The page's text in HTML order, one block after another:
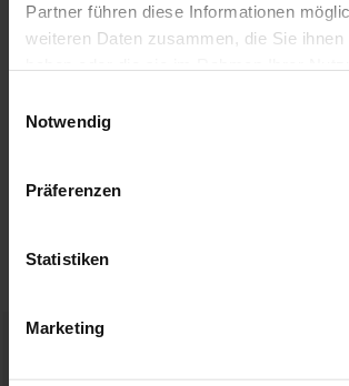
Partner führen diese Informationen
weiteren Daten zusammen, die Sie ihnen
Notwendig
Präferenzen
Statistiken
Marketing
Montagematerial
Nein
Bewertungen
STELLE EINE FRAGE